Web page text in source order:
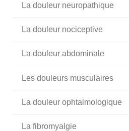
La douleur neuropathique
La douleur nociceptive
La douleur abdominale
Les douleurs musculaires
La douleur ophtalmologique
La fibromyalgie